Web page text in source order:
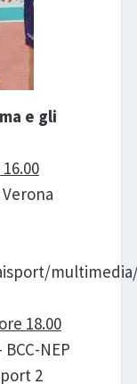
e gli
18.00
NEP
2